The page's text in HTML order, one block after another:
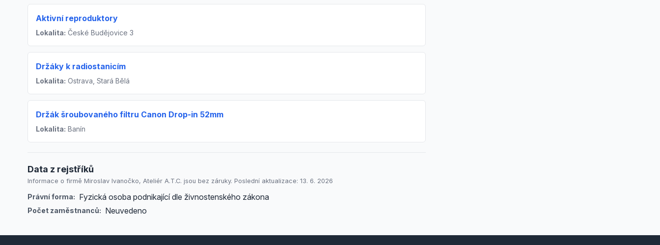
Aktivní reproduktory
Lokalita: České Budějovice 3
Držáky k radiostanicím
Lokalita: Ostrava, Stará Bělá
Držák šroubovaného filtru Canon Drop-in 52mm
Lokalita: Banín
Data z rejstříků
Informace o firmě Miroslav Ivanočko, Ateliér A.T.C. jsou bez záruky. Poslední aktualizace: 13. 6. 2026
Právní forma: Fyzická osoba podnikající dle živnostenského zákona
Počet zaměstnanců: Neuvedeno